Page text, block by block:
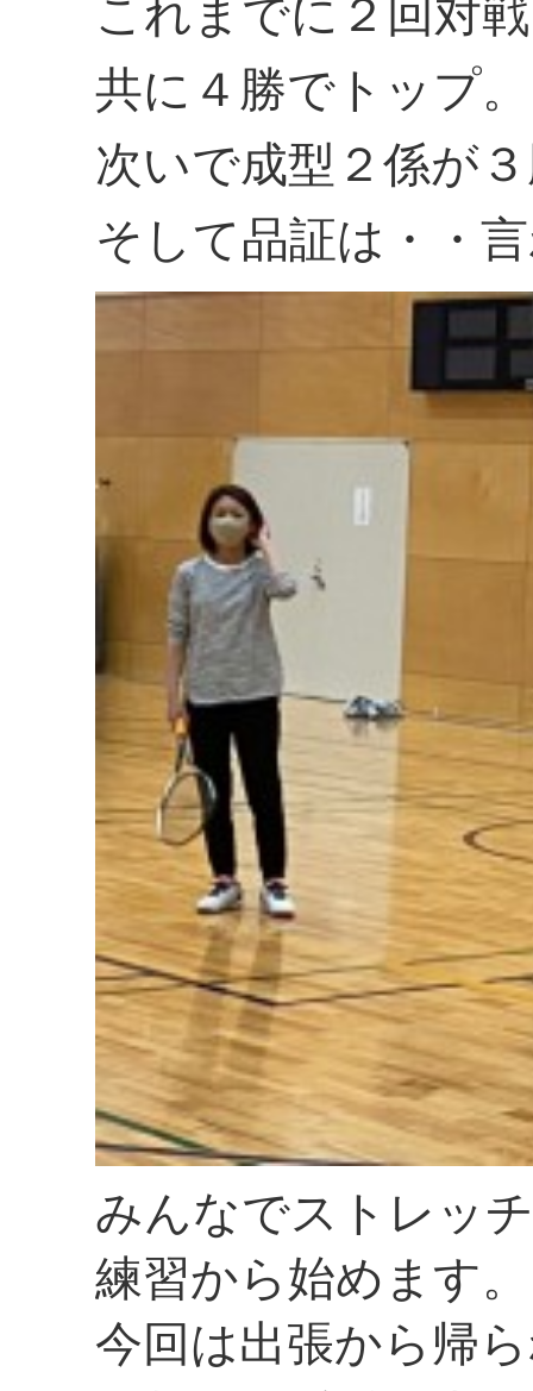
これまでに２回対
共に４勝でトップ。
次いで成型２係が
そして品証は・・
みんなでストレッ
練習から始めます。
今回は出張から帰